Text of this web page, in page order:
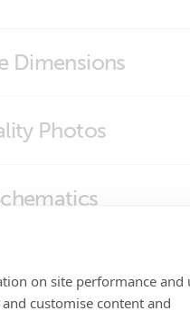
on site performance and
customise content and
Dimensions
Photos
Class-T Power In (M10) (bottom)
T Power In (M10) (left)
with Victron MultiPlus
with Victron MultiPlus